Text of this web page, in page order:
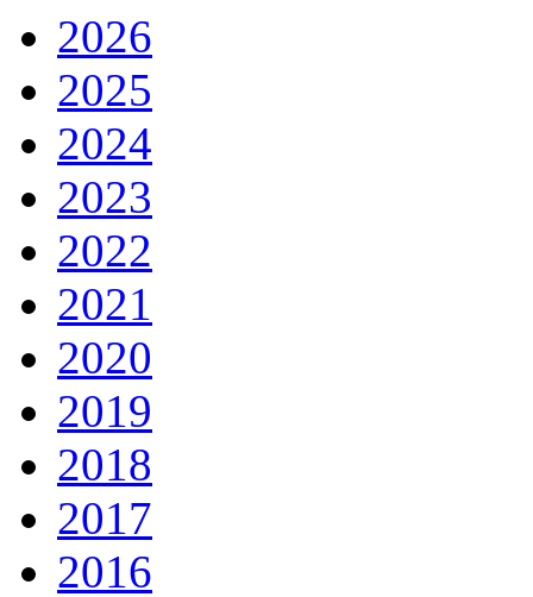
2026
2025
2024
2023
2022
2021
2020
2019
2018
2017
2016